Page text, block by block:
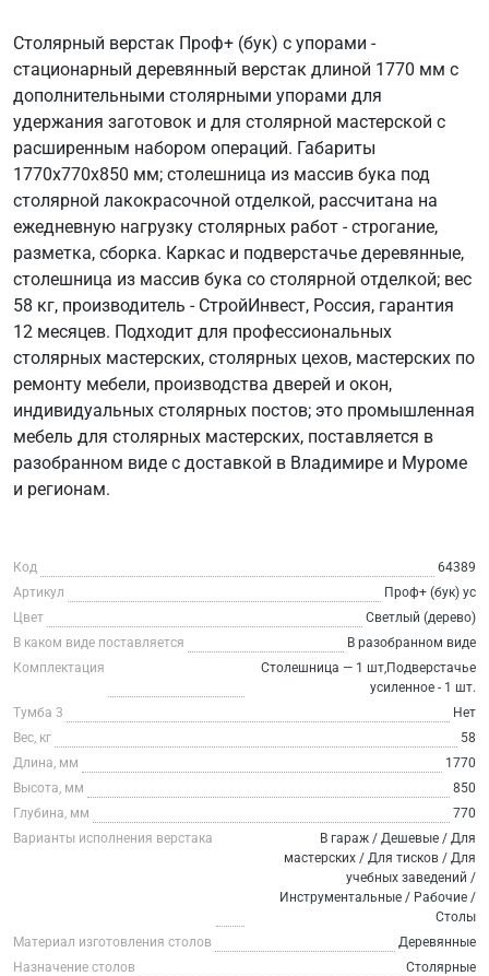
Столярный верстак Проф+ (бук) с упорами -
стационарный деревянный верстак длиной 1770 мм с
дополнительными столярными упорами для
удержания заготовок и для столярной мастерской с
расширенным набором операций. Габариты
1770х770х850 мм; столешница из массив бука под
столярной лакокрасочной отделкой, рассчитана на
ежедневную нагрузку столярных работ - строгание,
разметка, сборка. Каркас и подверстачье деревянные,
столешница из массив бука со столярной отделкой; вес
58 кг, производитель - СтройИнвест, Россия, гарантия
12 месяцев. Подходит для профессиональных
столярных мастерских, столярных цехов, мастерских по
ремонту мебели, производства дверей и окон,
индивидуальных столярных постов; это промышленная
мебель для столярных мастерских, поставляется в
разобранном виде с доставкой в Владимире и Муроме
и регионам.
Код
64389
Артикул
Проф+ (бук) ус
Цвет
Светлый (дерево)
В каком виде поставляется
В разобранном виде
Комплектация
Столешница — 1 шт,Подверстачье
усиленное - 1 шт.
Тумба 3
Нет
Вес, кг
58
Длина, мм
1770
Высота, мм
850
Глубина, мм
770
Варианты исполнения верстака
В гараж / Дешевые / Для
мастерских / Для тисков / Для
учебных заведений /
Инструментальные / Рабочие /
Столы
Материал изготовления столов
Деревянные
Назначение столов
Столярные